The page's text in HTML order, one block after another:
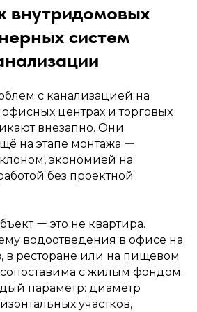
систем
с канализацией на
офисных центрах и торговых
внезапно. Они
на этапе монтажа ー
экономией на
без проектной
ー это не квартира.
водоотведения в офисе на
в ресторане или на пищевом
с жилым фондом.
параметр: диаметр
участков,
→